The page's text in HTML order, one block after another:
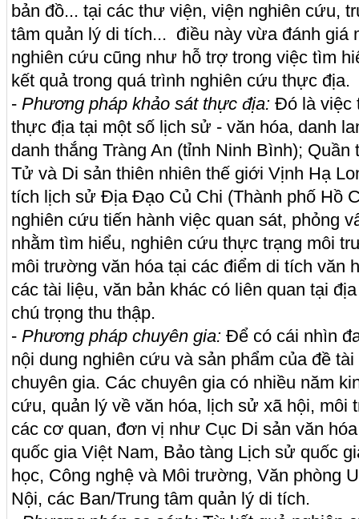
bản đồ... tại các thư viện, viện nghiên cứu,
tâm quản lý di tích... điều này vừa đánh giá
nghiên cứu cũng như hỗ trợ trong việc tìm
kết quả trong quá trình nghiên cứu thực địa.
-Phương pháp khảo sát thực địa: Đó là việc
thực địa tại một số lịch sử - văn hóa, danh
danh thắng Tràng An (tỉnh Ninh Bình);
Tử và Di sản thiên nhiên thế giới Vịnh Hạ
tích lịch sử Địa Đạo Củ Chi (Thành phố Hồ
nghiên cứu tiến hành việc quan sát, phỏng
nhằm tìm hiểu, nghiên cứu thực trạng môi
môi trường văn hóa tại các điểm di tích văn
các tài liệu, văn bản khác có liên quan tại
chú trọng thu thập.
-Phương pháp chuyên gia: Để có cái nhìn
nội dung nghiên cứu và sản phẩm của đề
chuyên gia. Các chuyên gia có nhiều năm
cứu, quản lý về văn hóa, lịch sử xã hội, môi
các cơ quan, đơn vị như Cục Di sản văn
quốc gia Việt Nam, Bảo tàng Lịch sử quốc
học, Công nghệ và Môi trường, Văn phòng
Nội, các Ban/Trung tâm quản lý di tích.